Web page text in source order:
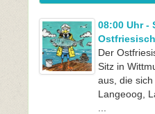
08:00 Uhr -
Der
Sitz in
aus, die
Langeoog,